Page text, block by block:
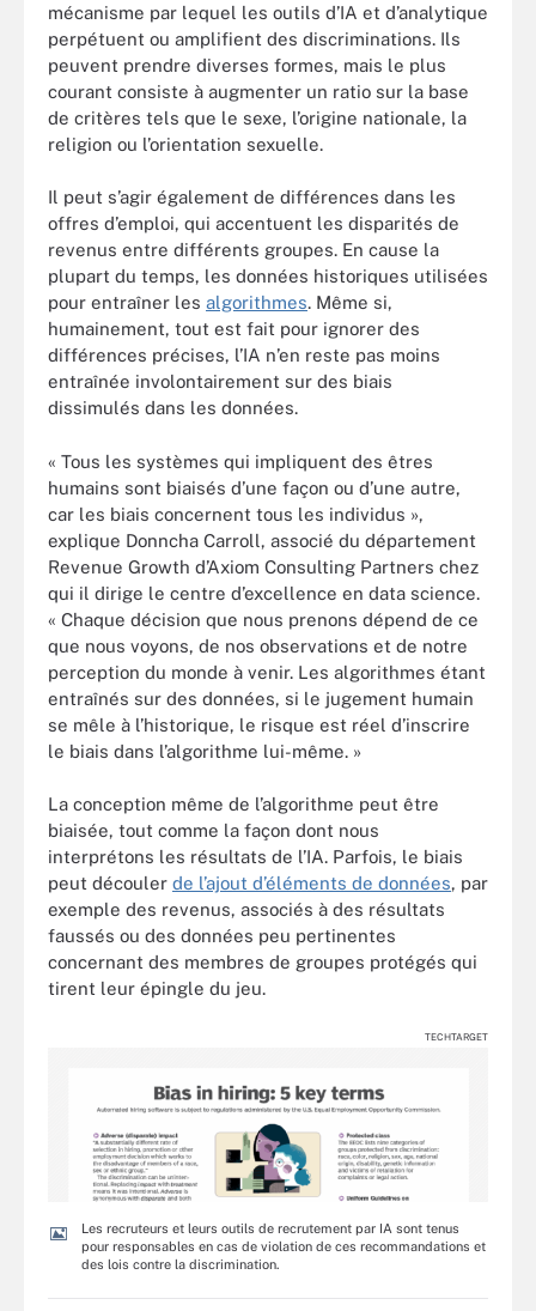
mécanisme par lequel les outils d’IA et d’analytique
perpétuent ou amplifient des discriminations. Ils
peuvent prendre diverses formes, mais le plus
courant consiste à augmenter un ratio sur la base
de critères tels que le sexe, l’origine nationale, la
religion ou l’orientation sexuelle.
Il peut s’agir également de différences dans les
offres d’emploi, qui accentuent les disparités de
revenus entre différents groupes. En cause la
plupart du temps, les données historiques utilisées
pour entraîner les algorithmes. Même si,
humainement, tout est fait pour ignorer des
différences précises, l’IA n’en reste pas moins
entraînée involontairement sur des biais
dissimulés dans les données.
« Tous les systèmes qui impliquent des êtres
humains sont biaisés d’une façon ou d’une autre,
car les biais concernent tous les individus »,
explique Donncha Carroll, associé du département
Revenue Growth d’Axiom Consulting Partners chez
qui il dirige le centre d’excellence en data science.
« Chaque décision que nous prenons dépend de ce
que nous voyons, de nos observations et de notre
perception du monde à venir. Les algorithmes étant
entraînés sur des données, si le jugement humain
se mêle à l’historique, le risque est réel d’inscrire
le biais dans l’algorithme lui-même. »
La conception même de l’algorithme peut être
biaisée, tout comme la façon dont nous
interprétons les résultats de l’IA. Parfois, le biais
peut découler de l’ajout d’éléments de données, par
exemple des revenus, associés à des résultats
faussés ou des données peu pertinentes
concernant des membres de groupes protégés qui
tirent leur épingle du jeu.
TECHTARGET
Les recruteurs et leurs outils de recrutement par IA sont tenus
pour responsables en cas de violation de ces recommandations et
des lois contre la discrimination.